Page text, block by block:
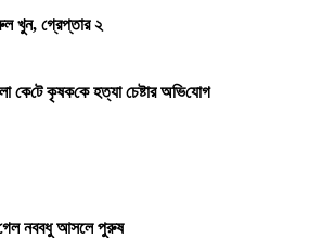
খুন, গ্রেপ্তার ২
কে‌টে কৃষক‌কে হত্যা চেষ্টার অ‌ভি‌যোগ
গেল নববধু আসলে পুরুষ